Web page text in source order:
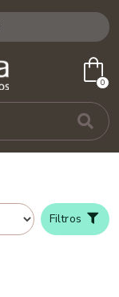
0
shopping_bag
Filtros